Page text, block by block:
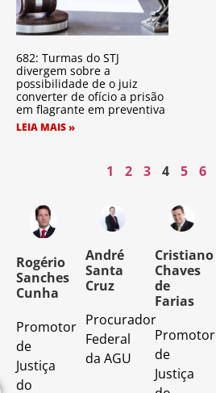
682: Turmas do STJ
divergem sobre a
possibilidade de o juiz
converter de ofício a prisão
em flagrante em preventiva
LEIA MAIS »
1 2 3 4 5 6
Rogério
Sanches
Cunha
Promotor
de
Justiça
do
André
Santa
Cruz
Procurador
Federal
da AGU
Cristiano
Chaves
de
Farias
Promotor
de
Justiça